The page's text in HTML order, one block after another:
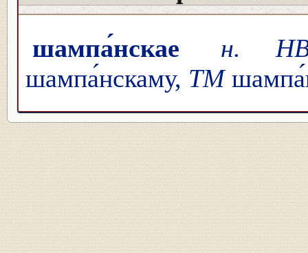
шампа́нскае
н.
шампа́нскаму, ТМ